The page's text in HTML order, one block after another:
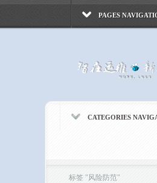
PAGES
CATEGORIES
标签 "风险防范"